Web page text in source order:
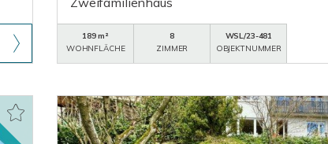
189 m²
WOHNFLÄCHE
8
ZIMMER
WSL/23-481
OBJEKTNUMMER